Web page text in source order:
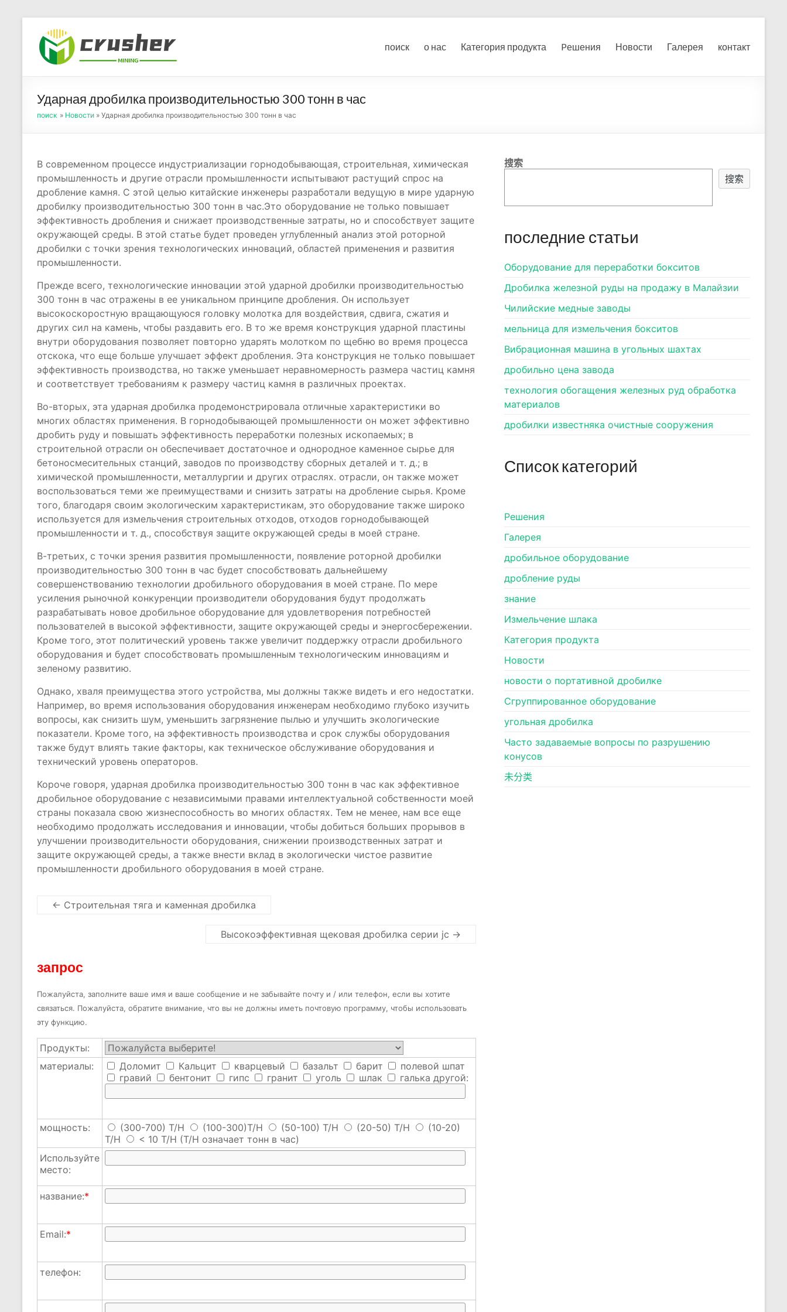
content
Оборудование для дробления угля, измельчения печного
поиск о нас Категория продукта Pешения Новости Галерея контакт
Ударная дробилка производительностью 300 тонн в час
поиск » Новости » Ударная дробилка производительностью 300 тонн в час
В современном процессе индустриализации горнодобывающая, строительная, химическая
промышленность и другие отрасли промышленности испытывают растущий спрос на
дробление камня. С этой целью китайские инженеры разработали ведущую в мире ударную
дробилку производительностью 300 тонн в час.Это оборудование не только повышает
эффективность дробления и снижает производственные затраты, но и способствует защите
окружающей среды. В этой статье будет проведен углубленный анализ этой роторной
дробилки с точки зрения технологических инноваций, областей применения и развития
промышленности.
Прежде всего, технологические инновации этой ударной дробилки производительностью
300 тонн в час отражены в ее уникальном принципе дробления. Он использует
высокоскоростную вращающуюся головку молотка для воздействия, сдвига, сжатия и
других сил на камень, чтобы раздавить его. В то же время конструкция ударной пластины
внутри оборудования позволяет повторно ударять молотком по щебню во время процесса
отскока, что еще больше улучшает эффект дробления. Эта конструкция не только повышает
эффективность производства, но также уменьшает неравномерность размера частиц камня
и соответствует требованиям к размеру частиц камня в различных проектах.
Во-вторых, эта ударная дробилка продемонстрировала отличные характеристики во
многих областях применения. В горнодобывающей промышленности он может эффективно
дробить руду и повышать эффективность переработки полезных ископаемых; в
строительной отрасли он обеспечивает достаточное и однородное каменное сырье для
бетоносмесительных станций, заводов по производству сборных деталей и т. д.; в
химической промышленности, металлургии и других отраслях. отрасли, он также может
воспользоваться теми же преимуществами и снизить затраты на дробление сырья. Кроме
того, благодаря своим экологическим характеристикам, это оборудование также широко
используется для измельчения строительных отходов, отходов горнодобывающей
промышленности и т. д., способствуя защите окружающей среды в моей стране.
В-третьих, с точки зрения развития промышленности, появление роторной дробилки
производительностью 300 тонн в час будет способствовать дальнейшему
совершенствованию технологии дробильного оборудования в моей стране. По мере
усиления рыночной конкуренции производители оборудования будут продолжать
разрабатывать новое дробильное оборудование для удовлетворения потребностей
пользователей в высокой эффективности, защите окружающей среды и энергосбережении.
Кроме того, этот политический уровень также увеличит поддержку отрасли дробильного
оборудования и будет способствовать промышленным технологическим инновациям и
зеленому развитию.
Однако, хваля преимущества этого устройства, мы должны также видеть и его недостатки.
Например, во время использования оборудования инженерам необходимо глубоко изучить
вопросы, как снизить шум, уменьшить загрязнение пылью и улучшить экологические
показатели. Кроме того, на эффективность производства и срок службы оборудования
также будут влиять такие факторы, как техническое обслуживание оборудования и
технический уровень операторов.
Короче говоря, ударная дробилка производительностью 300 тонн в час как эффективное
дробильное оборудование с независимыми правами интеллектуальной собственности моей
страны показала свою жизнеспособность во многих областях. Тем не менее, нам все еще
необходимо продолжать исследования и инновации, чтобы добиться больших прорывов в
улучшении производительности оборудования, снижении производственных затрат и
защите окружающей среды, а также внести вклад в экологически чистое развитие
промышленности дробильного оборудования в моей стране.
← Строительная тяга и каменная дробилка
Высокоэффективная щековая дробилка серии jc →
запрос
Пожалуйста, заполните ваше имя и ваше сообщение и не забывайте почту и / или телефон, если вы хотите
связаться. Пожалуйста, обратите внимание, что вы не должны иметь почтовую программу, чтобы использовать
эту функцию.
Продукты:
материалы:
Доломит Кальцит кварцевый базальт барит
полевой шпат
гравий
бентонит гипс гранит уголь шлак галька другой:
мощность: (300-700) T/H (100-300)T/H (50-100) T/H (20-50) T/H
(10-20)
T/H
< 10 T/H (T/H означает тонн в час)
Используйте
место:
название:*
Email:*
телефон:
搜索
搜索
последние статьи
Оборудование для переработки бокситов
Дробилка железной руды на продажу в Малайзии
Чилийские медные заводы
мельница для измельчения бокситов
Вибрационная машина в угольных шахтах
дробильно цена завода
технология обогащения железных руд обработка
материалов
дробилки известняка очистные сооружения
Список категорий
Pешения
Галерея
дробильное оборудование
дробление руды
знание
Измельчение шлака
Категория продукта
Новости
новости о портативной дробилке
Сгруппированное оборудование
угольная дробилка
Часто задаваемые вопросы по разрушению
конусов
未分类